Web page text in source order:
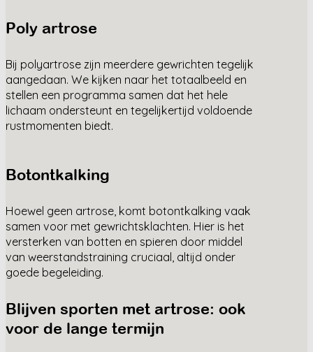
Poly artrose
Bij polyartrose zijn meerdere gewrichten tegelijk
aangedaan. We kijken naar het totaalbeeld en
stellen een programma samen dat het hele
lichaam ondersteunt en tegelijkertijd voldoende
rustmomenten biedt.
Botontkalking
Hoewel geen artrose, komt botontkalking vaak
samen voor met gewrichtsklachten. Hier is het
versterken van botten en spieren door middel
van weerstandstraining cruciaal, altijd onder
goede begeleiding.
Blijven sporten met artrose: ook
voor de lange termijn